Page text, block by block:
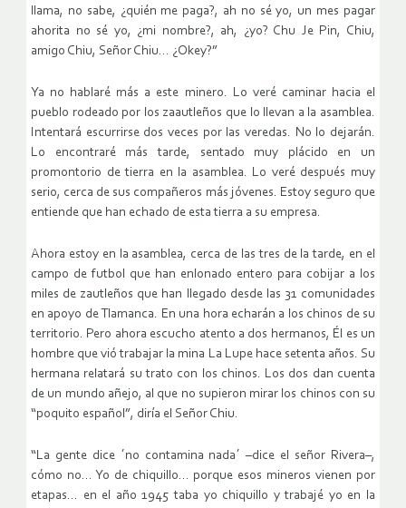
llama, no sabe, ¿quién me paga?, ah no sé yo, un mes pagar
ahorita no sé yo, ¿mi nombre?, ah, ¿yo? Chu Je Pin, Chiu,
amigo Chiu, Señor Chiu… ¿Okey?”
Ya no hablaré más a este minero. Lo veré caminar hacia el
pueblo rodeado por los zaautleños que lo llevan a la asamblea.
Intentará escurrirse dos veces por las veredas. No lo dejarán.
Lo encontraré más tarde, sentado muy plácido en un
promontorio de tierra en la asamblea. Lo veré después muy
serio, cerca de sus compañeros más jóvenes. Estoy seguro que
entiende que han echado de esta tierra a su empresa.
Ahora estoy en la asamblea, cerca de las tres de la tarde, en el
campo de futbol que han enlonado entero para cobijar a los
miles de zautleños que han llegado desde las 31 comunidades
en apoyo de Tlamanca. En una hora echarán a los chinos de su
territorio. Pero ahora escucho atento a dos hermanos, Él es un
hombre que vió trabajar la mina La Lupe hace setenta años. Su
hermana relatará su trato con los chinos. Los dos dan cuenta
de un mundo añejo, al que no supieron mirar los chinos con su
“poquito español”, diría el Señor Chiu.
“La gente dice ´no contamina nada´ –dice el señor Rivera–,
cómo no… Yo de chiquillo… porque esos mineros vienen por
etapas… en el año 1945 taba yo chiquillo y trabajé yo en la